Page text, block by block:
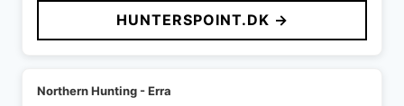
HUNTERSPOINT.DK →
Northern Hunting - Erra